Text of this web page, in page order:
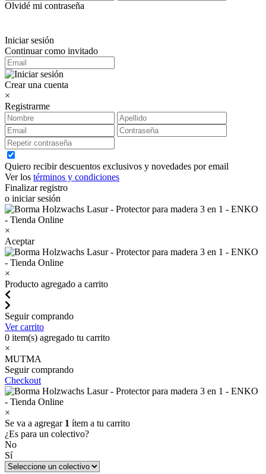
Olvidé mi contraseña
Iniciar sesión
Continuar como invitado
Crear una cuenta
×
Registrarme
Quiero recibir descuentos exclusivos y novedades por email
Ver los términos y condiciones
Finalizar registro
o iniciar sesión
×
Aceptar
×
Producto agregado a carrito
Seguir comprando
Ver carrito
0 item(s) agregado tu carrito
×
MUTMA
Seguir comprando
Checkout
×
Se va a agregar 1 ítem a tu carrito
¿Es para un colectivo?
No
Sí